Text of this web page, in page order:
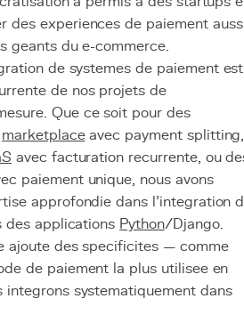
des experiences de paiement
geants du e-commerce.
de systemes de paiement est
de nos projets de
Que ce soit pour des
marketplaceavec payment splitting,
avec facturation recurrente, ou
paiement unique, nous avons
approfondie dans l'integration
des applications Python/Django.
ajoute des specificites — comme
de paiement la plus utilisee en
systematiquement dans